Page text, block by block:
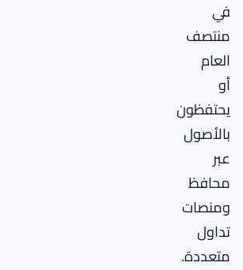
في
منتصف
العام
أو
يحتفظون
بالأصول
عبر
محافظ
ومنصات
تداول
متعددة.